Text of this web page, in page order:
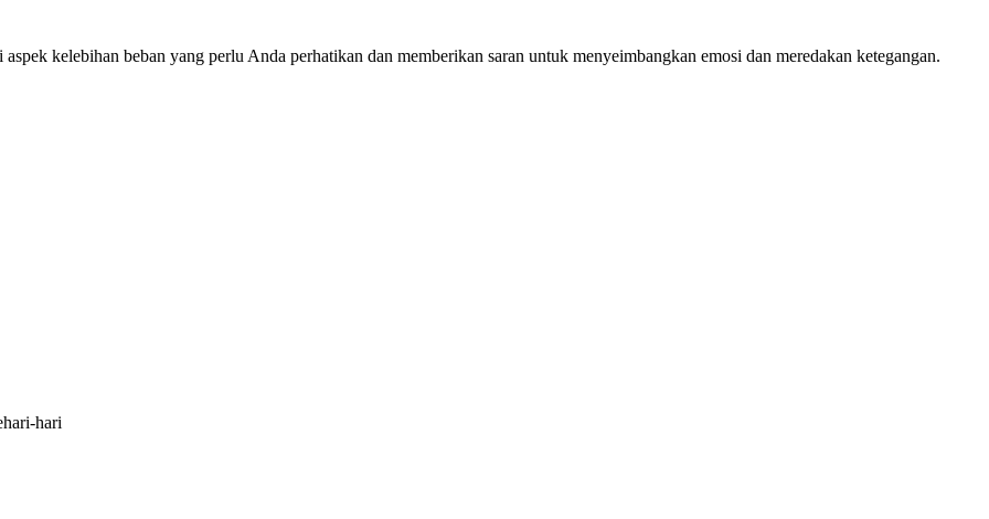
kelebihan beban yang perlu Anda perhatikan dan memberikan saran untuk menyeimbangkan emosi dan meredakan ketegangan.
hari